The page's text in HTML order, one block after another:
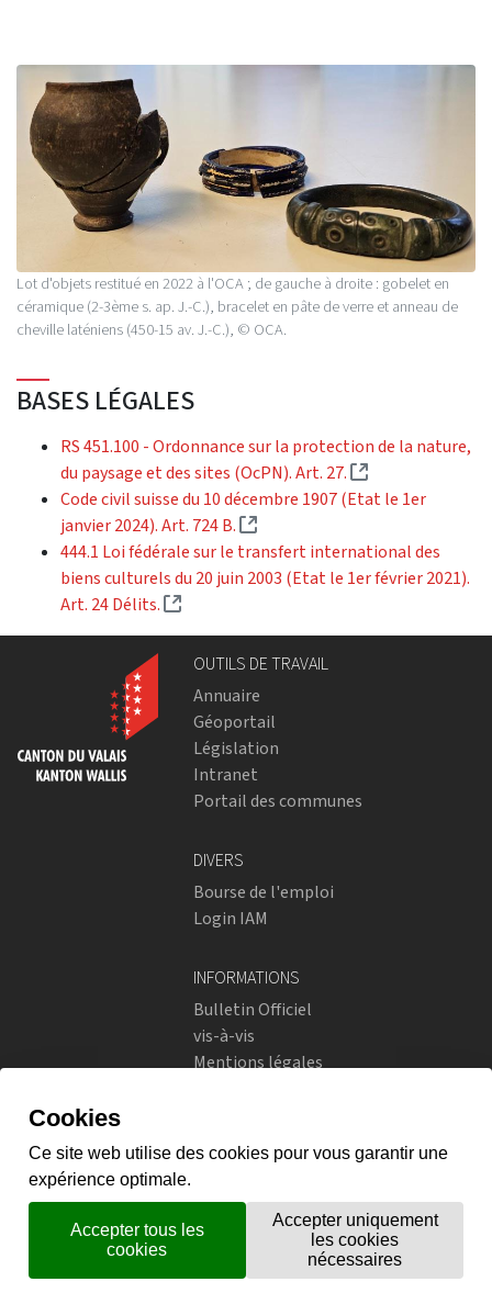
Lot d'objets restitué en 2022 à l'OCA ; de gauche à droite : gobelet en
céramique (2-3ème s. ap. J.-C.), bracelet en pâte de verre et anneau de
cheville laténiens (450-15 av. J.-C.), © OCA.
BASES LÉGALES
RS 451.100 - Ordonnance sur la protection de la nature,
du paysage et des sites (OcPN). Art. 27.
(Lien externe)
Code civil suisse du 10 décembre 1907 (Etat le 1er
janvier 2024). Art. 724 B.
(Lien externe)
444.1 Loi fédérale sur le transfert international des
biens culturels du 20 juin 2003 (Etat le 1er février 2021).
Art. 24 Délits.
(Lien externe)
OUTILS DE TRAVAIL
Annuaire
Géoportail
Législation
Intranet
Portail des communes
DIVERS
Bourse de l'emploi
Login IAM
INFORMATIONS
Bulletin Officiel
vis-à-vis
Mentions légales
Instagram
flickr